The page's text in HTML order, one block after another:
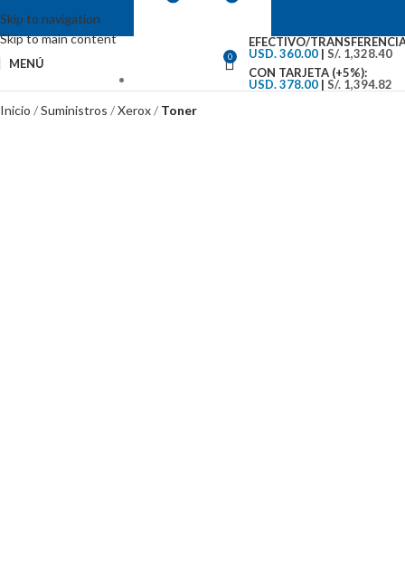
Skip to navigation
Skip to main content
MENÚ 0
EFECTIVO/
USD. 360.00 | S/. 1,328.40
CON TARJETA (+5%):
USD. 378.00 | S/. 1,394.82
Inicio Suministros Xerox Toner